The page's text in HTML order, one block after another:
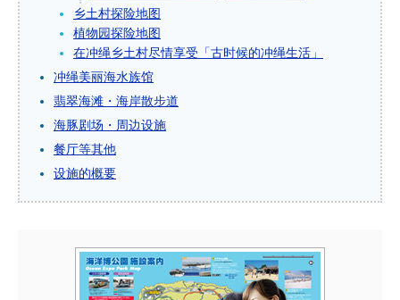
乡土村探险地图
植物园探险地图
在冲绳乡土村尽情享受「古时候的冲绳生活」
冲绳美丽海水族馆
翡翠海滩・海岸散步道
海豚剧场・周边设施
餐厅等其他
设施的概要